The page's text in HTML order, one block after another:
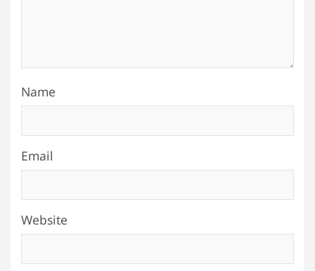
Name
Email
Website